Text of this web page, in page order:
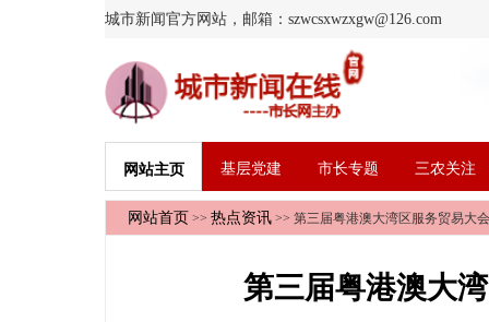
城市新闻官方网站，邮箱：szwcsxwzxgw@126.com
网站主页 基层党建 市长专题 三农关注
网站首页 >> 热点资讯 >> 第三届粤港澳大湾区服务贸易大
第三届粤港澳大